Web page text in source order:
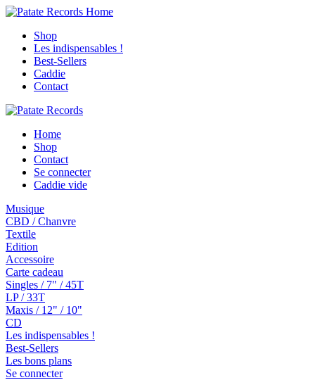
Shop
Les indispensables !
Best-Sellers
Caddie
Contact
Home
Shop
Contact
Se connecter
Caddie vide
Musique
CBD / Chanvre
Textile
Edition
Accessoire
Carte cadeau
Singles / 7" / 45T
LP / 33T
Maxis / 12" / 10"
CD
Les indispensables !
Best-Sellers
Les bons plans
Se connecter